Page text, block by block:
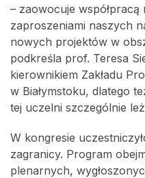
– zaowocuje
zaproszeniami naszych
nowych projektów w
podkreśla prof. Teresa
kierownikiem Zakładu
w Białymstoku, dlatego
tej uczelni szczególnie
W kongresie
zagranicy. Program
plenarnych,